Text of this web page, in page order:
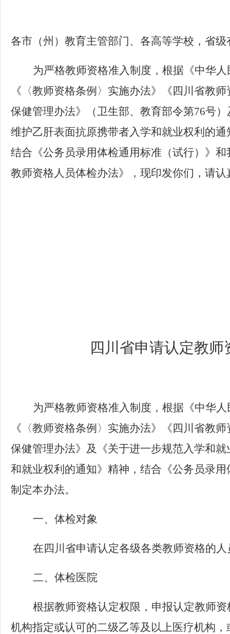
各市（州）教育主管部门、各高等学校，省级
为严格教师资格准入制度，根据《中华
《〈教师资格条例〉实施办法》《四川省教
保健管理办法》（卫生部、教育部令第76号）
维护乙肝表面抗原携带者入学和就业权利的
结合《公务员录用体检通用标准（试行）》
教师资格人员体检办法》，现印发你们，请认
四川省申请认定教
为严格教师资格准入制度，根据《中华
《〈教师资格条例〉实施办法》《四川省教
保健管理办法》及《关于进一步规范入学和
和就业权利的通知》精神，结合《公务员录
制定本办法。
一、体检对象
在四川省申请认定各级各类教师资格的人
二、体检医院
根据教师资格认定权限，申报认定教师
机构指定或认可的二级乙等及以上医疗机构